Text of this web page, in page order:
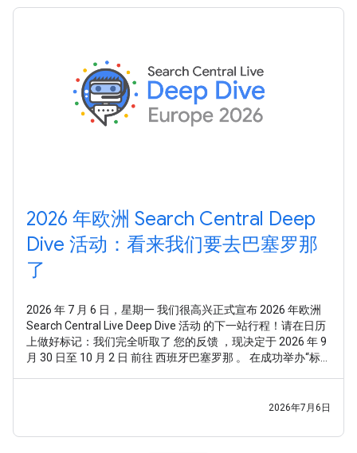
2026 年欧洲 Search Central Deep
Dive 活动：看来我们要去巴塞罗那
了
2026 年 7 月 6 日，星期一 我们很高兴正式宣布 2026 年欧洲
Search Central Live Deep Dive 活动 的下一站行程！请在日历
上做好标记：我们完全听取了 您的反馈 ，现决定于 2026 年 9
月 30 日至 10 月 2 日 前往 西班牙巴塞罗那 。 在成功举办“标
术点。您希望通过一种系统化且全面的方式，深入探究2026年7月6日